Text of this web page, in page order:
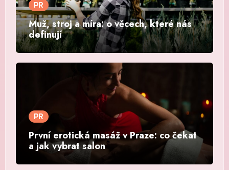
PR
Muž, stroj a míra: o věcech, které nás
definují
PR
První erotická masáž v Praze: co čekat
a jak vybrat salon